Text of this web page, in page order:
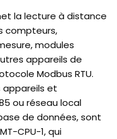
la lecture à distance
compteurs,
modules
appareils de
Modbus RTU.
appareils et
ou réseau local
de données, sont
CPU-1, qui